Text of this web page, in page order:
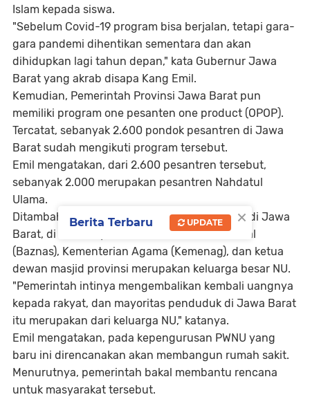
Islam kepada siswa.
"Sebelum Covid-19 program bisa berjalan, tetapi gara-
gara pandemi dihentikan sementara dan akan
dihidupkan lagi tahun depan," kata Gubernur Jawa
Barat yang akrab disapa Kang Emil.
Kemudian, Pemerintah Provinsi Jawa Barat pun
memiliki program one pesanten one product (OPOP).
Tercatat, sebanyak 2.600 pondok pesantren di Jawa
Barat sudah mengikuti program tersebut.
Emil mengatakan, dari 2.600 pesantren tersebut,
sebanyak 2.000 merupakan pesantren Nahdatul
Ulama.
Ditambahkan Emil, beberapa posisi pimpinan di Jawa
Barat, di antaranya, Badan Amil Zakat Nasional
(Baznas), Kementerian Agama (Kemenag), dan ketua
dewan masjid provinsi merupakan keluarga besar NU.
"Pemerintah intinya mengembalikan kembali uangnya
kepada rakyat, dan mayoritas penduduk di Jawa Barat
itu merupakan dari keluarga NU," katanya.
Emil mengatakan, pada kepengurusan PWNU yang
baru ini direncanakan akan membangun rumah sakit.
Menurutnya, pemerintah bakal membantu rencana
untuk masyarakat tersebut.
×
Berita Terbaru UPDATE